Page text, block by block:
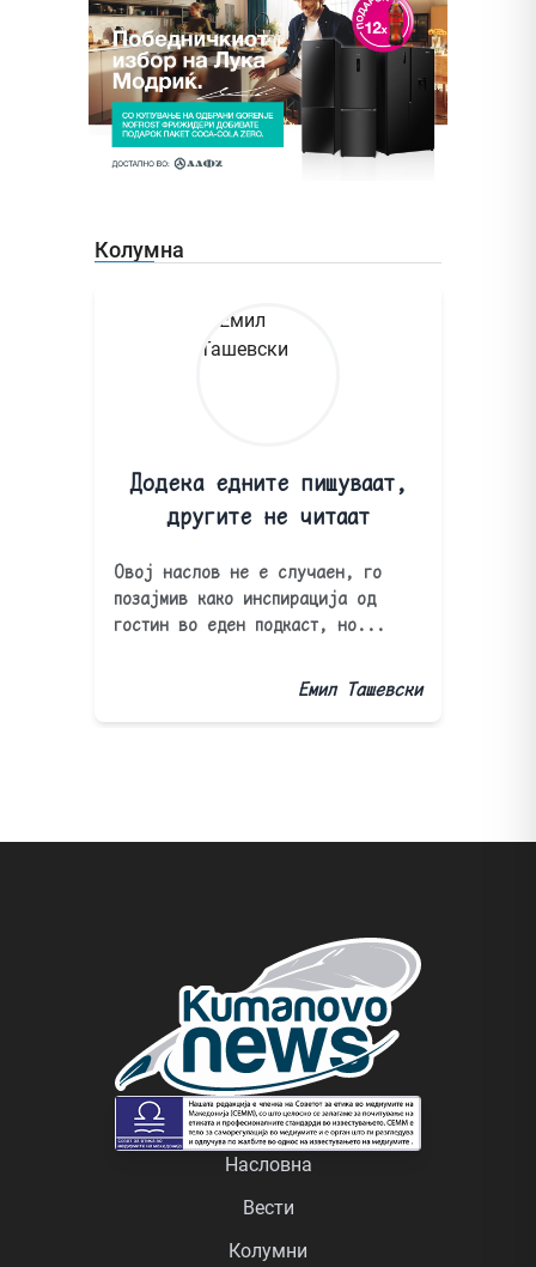
Колумна
Додека едните пишуваат,
другите не читаат
Овој наслов не е случаен, го
позајмив како инспирација од
гостин во еден подкаст, но...
Емил Ташевски
Насловна
Вести
Колумни